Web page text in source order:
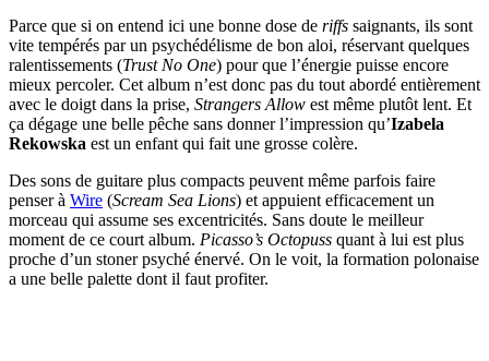
Parce que si on entend ici une bonne dose de riffs saignants, ils sont
vite tempérés par un psychédélisme de bon aloi, réservant quelques
ralentissements (Trust No One) pour que l’énergie puisse encore
mieux percoler. Cet album n’est donc pas du tout abordé entièrement
avec le doigt dans la prise, Strangers Allow est même plutôt lent. Et
ça dégage une belle pêche sans donner l’impression qu’Izabela
Rekowska est un enfant qui fait une grosse colère.
Des sons de guitare plus compacts peuvent même parfois faire
penser à Wire (Scream Sea Lions) et appuient efficacement un
morceau qui assume ses excentricités. Sans doute le meilleur
moment de ce court album. Picasso’s Octopuss quant à lui est plus
proche d’un stoner psyché énervé. On le voit, la formation polonaise
a une belle palette dont il faut profiter.